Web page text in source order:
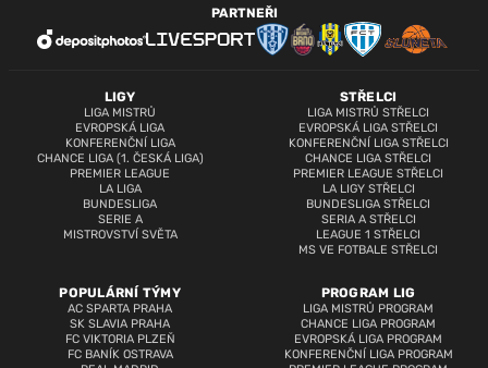
LIGY
LIGA MISTRŮ
EVROPSKÁ LIGA
KONFERENČNÍ LIGA
CHANCE LIGA (1. ČESKÁ LIGA)
PREMIER LEAGUE
LA LIGA
BUNDESLIGA
SERIE A
MISTROVSTVÍ SVĚTA
STŘELCI
LIGA MISTRŮ STŘELCI
EVROPSKÁ LIGA STŘELCI
KONFERENČNÍ LIGA STŘELCI
CHANCE LIGA STŘELCI
PREMIER LEAGUE STŘELCI
LA LIGY STŘELCI
BUNDESLIGA STŘELCI
SERIA A STŘELCI
LEAGUE 1 STŘELCI
MS VE FOTBALE STŘELCI
POPULÁRNÍ TÝMY
AC SPARTA PRAHA
SK SLAVIA PRAHA
FC VIKTORIA PLZEŇ
FC BANÍK OSTRAVA
PROGRAM LIG
LIGA MISTRŮ PROGRAM
CHANCE LIGA PROGRAM
EVROPSKÁ LIGA PROGRAM
KONFERENČNÍ LIGA PROGRAM
PARTNEŘI